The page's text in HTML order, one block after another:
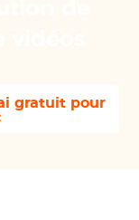
gratuit pour